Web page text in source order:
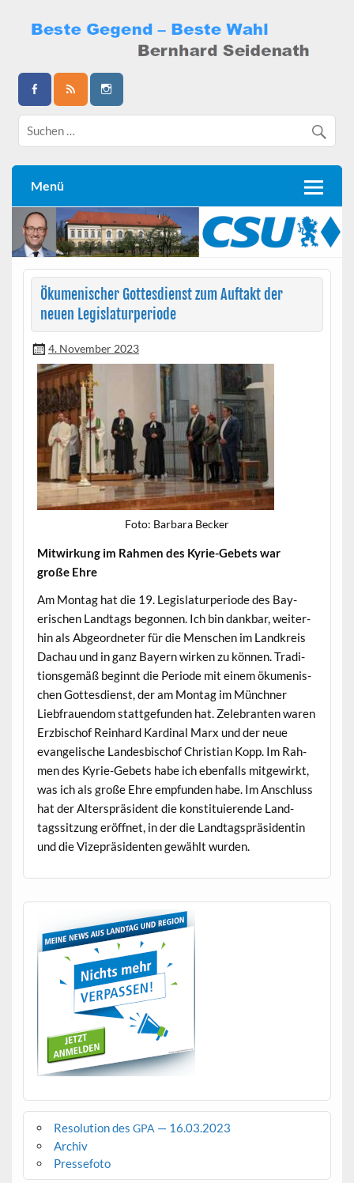
content
Bernhard Seidenath
Menü
Ökumenischer Gottesdienst zum Auftakt der
neuen Legislaturperiode
4. November 2023
Foto: Bar­bara Becker
Mitwirkung im Rah­men des Kyrie-Gebets war
große Ehre
Am Mon­tag hat die 19. Leg­is­laturpe­ri­ode des Bay­
erischen Land­tags begonnen. Ich bin dankbar, weit­er­
hin als Abge­ord­neter für die Men­schen im Land­kreis
Dachau und in ganz Bay­ern wirken zu kön­nen. Tra­di­
tion­s­gemäß begin­nt die Peri­ode mit einem öku­menis­
chen Gottes­di­enst, der am Mon­tag im Münch­n­er
Liebfrauen­dom stattge­fun­den hat. Zel­e­bran­ten waren
Erzbischof Rein­hard Kar­di­nal Marx und der neue
evan­ge­lis­che Lan­des­bischof Chris­t­ian Kopp. Im Rah­
men des Kyrie-Gebets habe ich eben­falls mit­gewirkt,
was ich als große Ehre emp­fun­den habe. Im Anschluss
hat der Alter­spräsi­dent die kon­sti­tu­ierende Land­
tagssitzung eröffnet, in der die Land­tagspräsi­dentin
und die Vizepräsi­den­ten gewählt wurden.
Resolution des GPA — 16.03.2023
Archiv
Pressefoto